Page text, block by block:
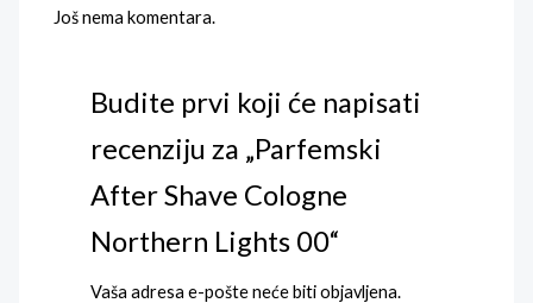
Još nema komentara.
Budite prvi koji će napisati
recenziju za „Parfemski
After Shave Cologne
Northern Lights 00“
Vaša adresa e-pošte neće biti objavljena.